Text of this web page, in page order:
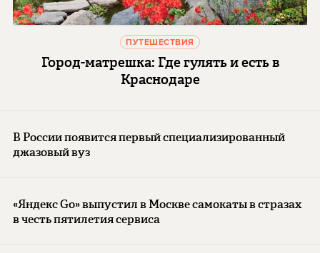
ПУТЕШЕСТВИЯ
Город-матрешка: Где гулять и есть в
Краснодаре
В России появится первый специализированный
джазовый вуз
«Яндекс Go» выпустил в Москве самокаты в стразах
в честь пятилетия сервиса